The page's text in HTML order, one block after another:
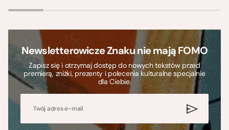
Newsletterowicze Znaku nie mają FOMO
Zapisz się i otrzymaj dostęp do nowych tekstów przed
premierą, zniżki, prezenty i polecenia kulturalne specjalnie
dla Ciebie.